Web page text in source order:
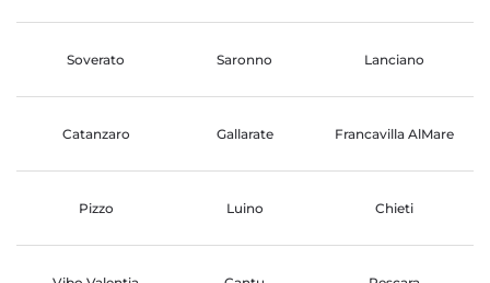
Soverato Saronno Lanciano
Catanzaro Gallarate Francavilla AlMare
Pizzo Luino Chieti